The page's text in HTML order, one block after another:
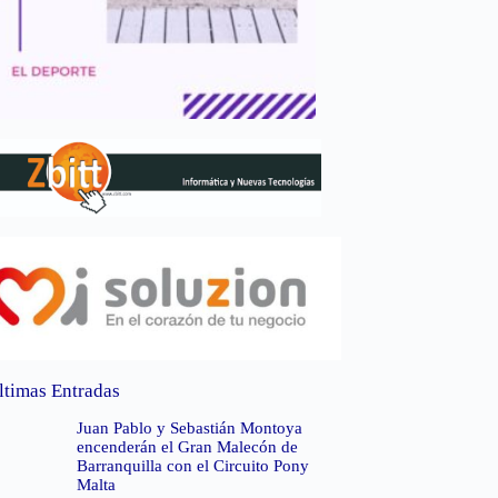
Entradas
Juan Pablo y Sebastián Montoya
encenderán el Gran Malecón de
Barranquilla con el Circuito Pony
Malta